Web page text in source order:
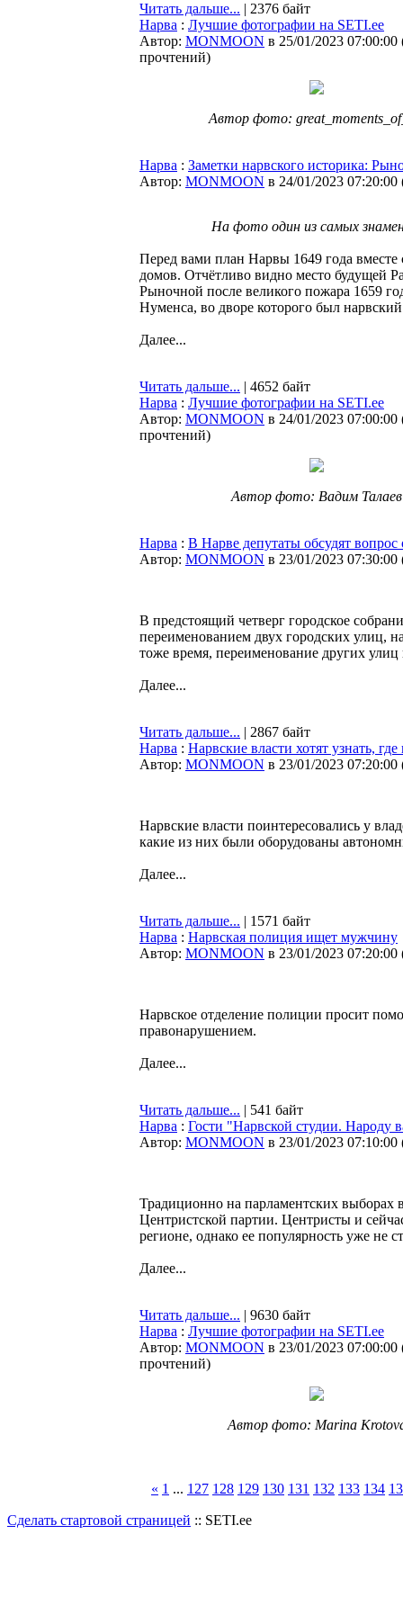
Читать дальше... | 2376 байт
Нарва : Лучшие фотографии на SETI.ee
Автор: MONMOON в 25/01/2023 07:00:00
прочтений)
Автор фото:
Нарва : Заметки нарвского историка:
Автор: MONMOON в 24/01/2023 07:20:00
На фото один из самых
Перед вами план Нарвы 1649 года вместе
домов. Отчётливо видно место будущей
Рыночной после великого пожара 1659
Нуменса, во дворе которого был
Далее...
Читать дальше... | 4652 байт
Нарва : Лучшие фотографии на SETI.ee
Автор: MONMOON в 24/01/2023 07:00:00
прочтений)
Автор фото: Вадим Талаев
Нарва : В Нарве депутаты обсудят
Автор: MONMOON в 23/01/2023 07:30:00
В предстоящий четверг городское
переименованием двух городских улиц,
тоже время, переименование других
Далее...
Читать дальше... | 2867 байт
Нарва : Нарвские власти хотят узнать,
Автор: MONMOON в 23/01/2023 07:20:00
Нарвские власти поинтересовались у
какие из них были оборудованы
Далее...
Читать дальше... | 1571 байт
Нарва : Нарвская полиция ищет мужчину
Автор: MONMOON в 23/01/2023 07:20:00
Нарвское отделение полиции просит
правонарушением.
Далее...
Читать дальше... | 541 байт
Нарва : Гости "Нарвской студии. Народу
Автор: MONMOON в 23/01/2023 07:10:00
Традиционно на парламентских выборах
Центристской партии. Центристы и
регионе, однако ее популярность уже не
Далее...
Читать дальше... | 9630 байт
Нарва : Лучшие фотографии на SETI.ee
Автор: MONMOON в 23/01/2023 07:00:00
прочтений)
Автор фото: Marina
« 1 ... 127 128 129 130 131 132 133 134
Сделать стартовой страницей :: SETI.ee